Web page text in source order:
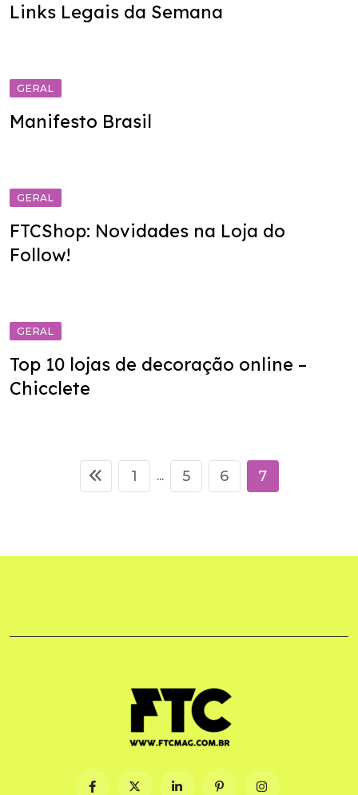
Links Legais da Semana
GERAL
Manifesto Brasil
GERAL
FTCShop: Novidades na Loja do
Follow!
GERAL
Top 10 lojas de decoração online –
Chicclete
1 ... 5 6 7